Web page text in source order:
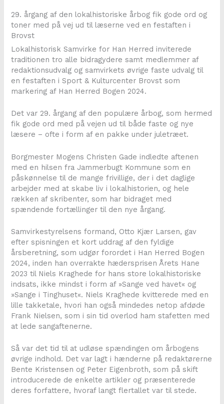
29. årgang af den lokalhistoriske årbog fik gode ord og
toner med på vej ud til læserne ved en festaften i
Brovst
Lokalhistorisk Samvirke for Han Herred inviterede
traditionen tro alle bidragydere samt medlemmer af
redaktionsudvalg og samvirkets øvrige faste udvalg til
en festaften i Sport & Kulturcenter Brovst som
markering af Han Herred Bogen 2024.
Det var 29. årgang af den populære årbog, som hermed
fik gode ord med på vejen ud til både faste og nye
læsere – ofte i form af en pakke under juletræet.
Borgmester Mogens Christen Gade indledte aftenen
med en hilsen fra Jammerbugt Kommune som en
påskønnelse til de mange frivillige, der i det daglige
arbejder med at skabe liv i lokalhistorien, og hele
rækken af skribenter, som har bidraget med
spændende fortællinger til den nye årgang.
Samvirkestyrelsens formand, Otto Kjær Larsen, gav
efter spisningen et kort uddrag af den fyldige
årsberetning, som udgør forordet i Han Herred Bogen
2024, inden han overrakte hædersprisen Årets Hane
2023 til Niels Kraghede for hans store lokalhistoriske
indsats, ikke mindst i form af »Sange ved havet« og
»Sange i Tinghuset«. Niels Kraghede kvitterede med en
lille takketale, hvori han også mindedes netop afdøde
Frank Nielsen, som i sin tid overlod ham stafetten med
at lede sangaftenerne.
Så var det tid til at udløse spændingen om årbogens
øvrige indhold. Det var lagt i hænderne på redaktørerne
Bente Kristensen og Peter Eigenbroth, som på skift
introducerede de enkelte artikler og præsenterede
deres forfattere, hvoraf langt flertallet var til stede.